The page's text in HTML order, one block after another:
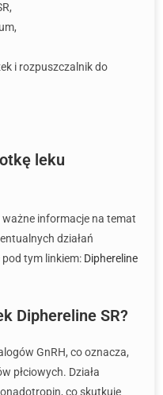
i rozpuszczalnik do
leku
ważne informacje na temat
działań
tym linkiem: Diphereline
Diphereline SR?
GnRH, co oznacza,
płciowych. Działa
co skutkuje